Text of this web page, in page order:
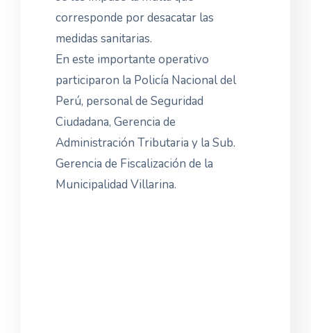
corresponde por desacatar las
medidas sanitarias.
En este importante operativo
participaron la Policía Nacional del
Perú, personal de Seguridad
Ciudadana, Gerencia de
Administración Tributaria y la Sub.
Gerencia de Fiscalización de la
Municipalidad Villarina.